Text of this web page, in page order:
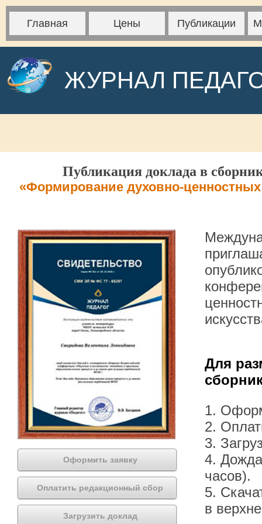
Главная Цены Публикации
ЖУРНАЛ
Публикация доклада в
«Формирование духовно-
Оформить заявку
Оплатить редакционный сбор
Загрузить доклад
Для
1.
2.
3.
4.
часов).
5.
в